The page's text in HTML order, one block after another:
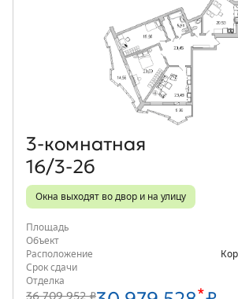
3‑комнатная
16/3-2б
Окна выходят во двор и на улицу
Площадь
Объект
Расположение
Срок сдачи
Отделка
36 709 952 ₽ *